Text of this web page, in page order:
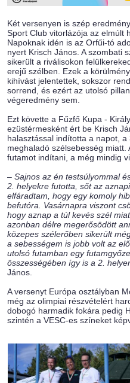
Két versenyen is szép
Sport Club vitorlázója az elmúlt
Napoknak idén is az Orfűi-tó
nyert Krisch János. A szombati
sikerült a riválisokon
erejű szélben. Ezek a
kihívást jelentettek, sokszor
sorrend, és ezért az utolsó
végeredmény sem.
Ezt követte a Fűzfő Kupa -
ezüstérmesként ért be Krisch
halasztással indította a napot,
meghaladó szélsebesség
futamot indítani, a még mindig
– Sajnos az én testsúlyommal
2. helyekre futotta, sőt az
elfáradtam, hogy egy komoly
befutóra. Vasárnapra viszont
hogy aznap a túl kevés szél
azonban délre megerősödött
közepes szélerőben sikerült
a sebességem is jobb volt az
utolsó futamban egy
összességében így is a 2.
János.
A versenyt Európa osztályban
még az olimpiai részvételért
dobogó harmadik fokára pedig
szintén a VESC-es színeket